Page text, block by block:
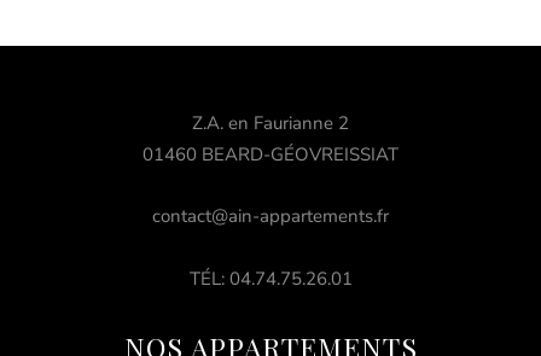
Z.A. en Faurianne 2
01460 BEARD-GÉOVREISSIAT
contact@ain-appartements.fr
TÉL: 04.74.75.26.01
NOS APPARTEMENTS